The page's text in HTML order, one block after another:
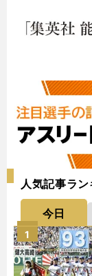
人気記事ラ
今日
1